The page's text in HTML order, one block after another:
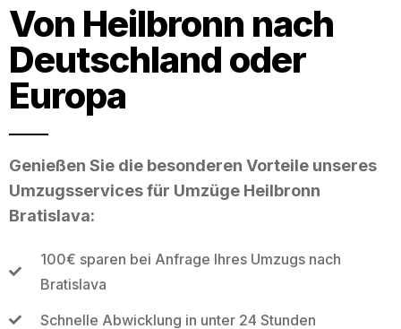
Von Heilbronn nach
Deutschland oder
Europa
Genießen Sie die besonderen Vorteile unseres
Umzugsservices für Umzüge Heilbronn
Bratislava:
100€ sparen bei Anfrage Ihres Umzugs nach
Bratislava
Schnelle Abwicklung in unter 24 Stunden